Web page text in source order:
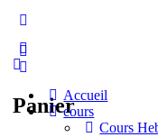
PanierAccueil
cours
Cours